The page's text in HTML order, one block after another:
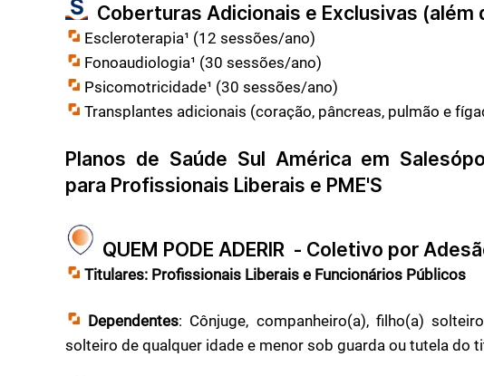
Coberturas Adicionais e Exclusivas (além
Escleroterapia¹ (12 sessões/ano)
Fonoaudiologia¹ (30 sessões/ano)
Psicomotricidade¹ (30 sessões/ano)
Transplantes adicionais (coração, pâncreas, pulmão e
Planos de Saúde Sul América em
para Profissionais Liberais e PME'S
QUEM PODE ADERIR - Coletivo por
Titulares: Profissionais Liberais e Funcionários Públicos
Dependentes: Cônjuge, companheiro(a), filho(a)
solteiro de qualquer idade e menor sob guarda ou tutela do